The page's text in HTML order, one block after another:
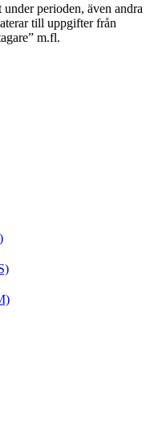
perioden, även andra
till uppgifter från
m.fl.